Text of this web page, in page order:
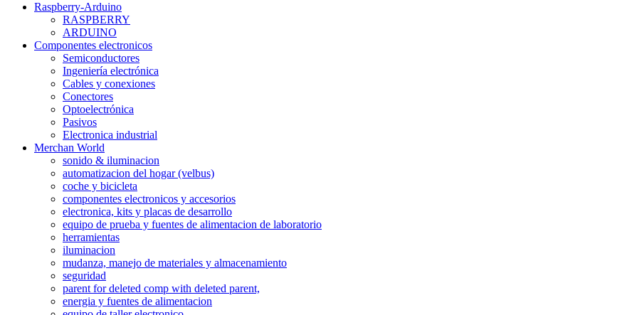
Raspberry-Arduino
RASPBERRY
ARDUINO
Componentes electronicos
Semiconductores
Ingeniería electrónica
Cables y conexiones
Conectores
Optoelectrónica
Pasivos
Electronica industrial
Merchan World
sonido & iluminacion
automatizacion del hogar (velbus)
coche y bicicleta
componentes electronicos y accesorios
electronica, kits y placas de desarrollo
equipo de prueba y fuentes de alimentacion de laboratorio
herramientas
iluminacion
mudanza, manejo de materiales y almacenamiento
seguridad
parent for deleted comp with deleted parent,
energia y fuentes de alimentacion